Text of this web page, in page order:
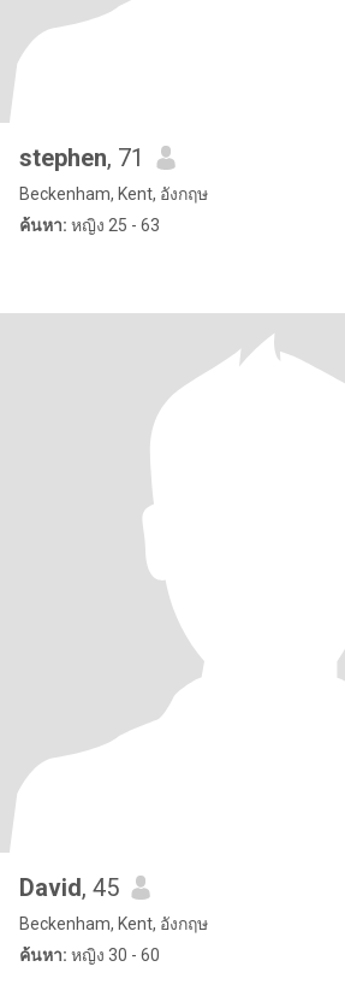
stephen, 71
Beckenham, Kent, อังกฤษ
ค้นหา: หญิง 25 - 63
David, 45
Beckenham, Kent, อังกฤษ
ค้นหา: หญิง 30 - 60